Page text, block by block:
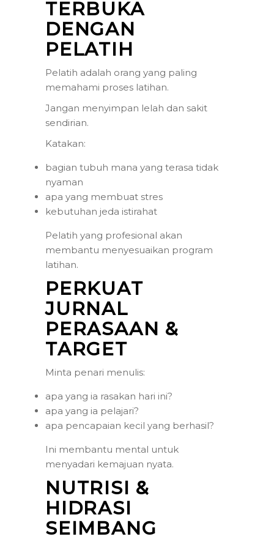
TERBUKA
DENGAN
PELATIH
Pelatih adalah orang yang paling
memahami proses latihan.
Jangan menyimpan lelah dan sakit
sendirian.
Katakan:
bagian tubuh mana yang terasa tidak
nyaman
apa yang membuat stres
kebutuhan jeda istirahat
Pelatih yang profesional akan
membantu menyesuaikan program
latihan.
PERKUAT
JURNAL
PERASAAN &
TARGET
Minta penari menulis:
apa yang ia rasakan hari ini?
apa yang ia pelajari?
apa pencapaian kecil yang berhasil?
Ini membantu mental untuk
menyadari kemajuan nyata.
NUTRISI &
HIDRASI
SEIMBANG